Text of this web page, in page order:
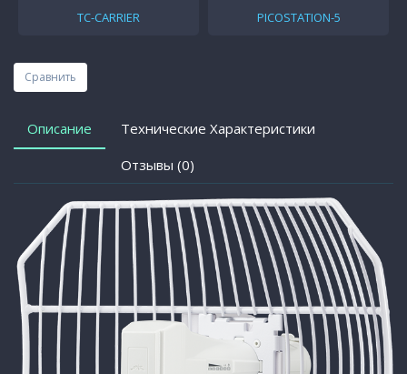
TC-CARRIER PICOSTATION-5
Сравнить
Описание
Технические Характеристики
Отзывы (0)